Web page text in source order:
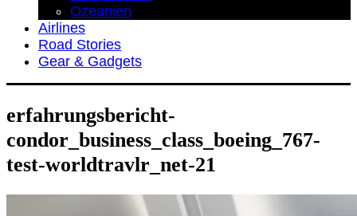
Ozeanien
Airlines
Road Stories
Gear & Gadgets
erfahrungsbericht-
condor_business_class_boeing_767-
test-worldtravlr_net-21